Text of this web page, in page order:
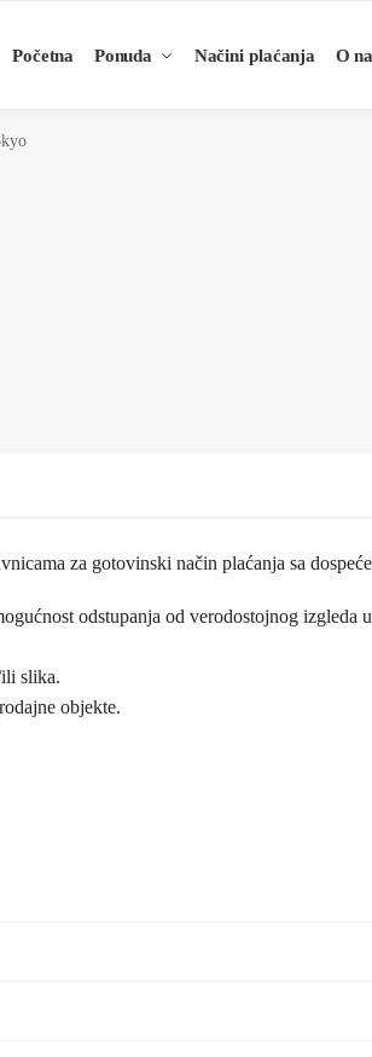
Početna Ponuda Načini plaćanja O
za gotovinski način plaćanja sa
odstupanja od verodostojnog
slika.
objekte.